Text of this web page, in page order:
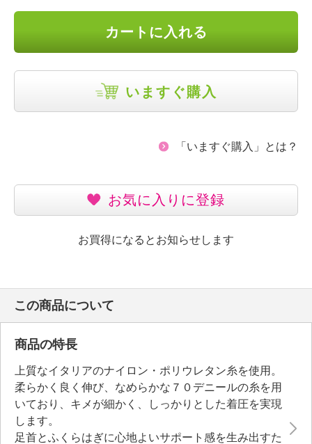
カートに入れる
いますぐ購入
「いますぐ購入」とは？
お気に入りに登録
お買得になるとお知らせします
この商品について
商品の特長
上質なイタリアのナイロン・ポリウレタン糸を使用。
柔らかく良く伸び、なめらかな７０デニールの糸を用
いており、キメが細かく、しっかりとした着圧を実現
します。
足首とふくらはぎに心地よいサポート感を生み出すた